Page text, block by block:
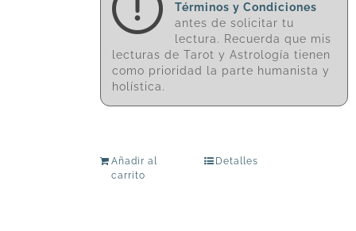
Términos y Condiciones
antes de solicitar tu
lectura. Recuerda que mis
lecturas de Tarot y Astrología tienen
como prioridad la parte humanista y
holística.
Añadir al
carrito
Detalles